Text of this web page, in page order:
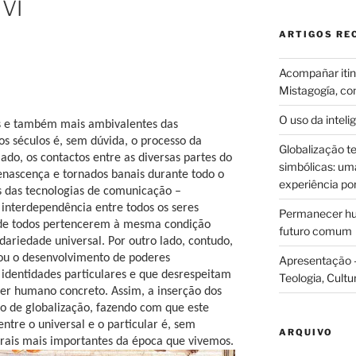
também mais ambivalentes das
séculos é, sem dúvida, o processo da
os contactos entre as diversas partes do
e tornados banais durante todo o
tecnologias de comunicação –
entre todos os seres
todos pertencerem à mesma condição
universal. Por outro lado, contudo,
o desenvolvimento de poderes
particulares e que desrespeitam
humano concreto. Assim, a inserção dos
de globalização, fazendo com que este
o universal e o particular é, sem
mais importantes da época que vivemos.
ARTIGOS
Acompañar
Mistagogía,
O uso da
Globalização
simbólicas:
experiência
Permanecer
futuro comum
Apresentação
Teologia,
ARQUIVO